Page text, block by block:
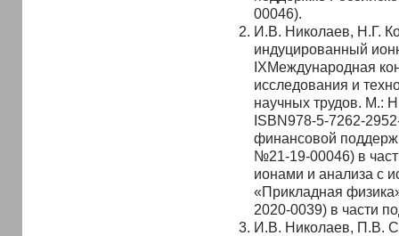
00046).
И.В. Николаев, Н.Г.
индуцированный
IXМеждународная
исследования и
научных трудов. М.:
ISBN978-5-7262-
финансовой
№21-19-00046) в
ионами и анализа с
«Прикладная
2020-0039) в части
И.В. Николаев, П.В.